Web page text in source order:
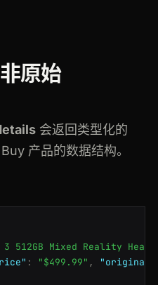
原始
会返回类型化的
产品的数据结构。
3 512GB Mixed Reality
: "$499.99" ,